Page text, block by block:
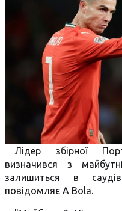
Лідер збірної
визначився з
залишиться в
повідомляє A Bola.